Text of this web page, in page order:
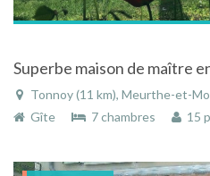
Superbe maison de maître
Tonnoy (11 km), Meurthe-et-
Gîte
7 chambres 15